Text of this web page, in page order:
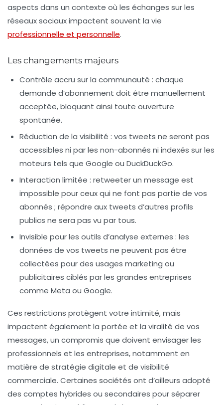
aspects dans un contexte où les échanges sur les
réseaux sociaux impactent souvent la vie
professionnelle et personnelle.
Les changements majeurs
Contrôle accru sur la communauté : chaque
demande d’abonnement doit être manuellement
acceptée, bloquant ainsi toute ouverture
spontanée.
Réduction de la visibilité : vos tweets ne seront pas
accessibles ni par les non-abonnés ni indexés sur les
moteurs tels que Google ou DuckDuckGo.
Interaction limitée : retweeter un message est
impossible pour ceux qui ne font pas partie de vos
abonnés ; répondre aux tweets d’autres profils
publics ne sera pas vu par tous.
Invisible pour les outils d’analyse externes : les
données de vos tweets ne peuvent pas être
collectées pour des usages marketing ou
publicitaires ciblés par les grandes entreprises
comme Meta ou Google.
Ces restrictions protègent votre intimité, mais
impactent également la portée et la viralité de vos
messages, un compromis que doivent envisager les
professionnels et les entreprises, notamment en
matière de stratégie digitale et de visibilité
commerciale. Certaines sociétés ont d’ailleurs adopté
des comptes hybrides ou secondaires pour séparer